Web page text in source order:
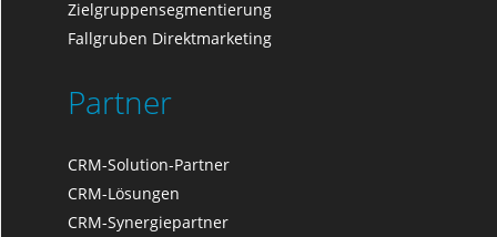
Zielgruppensegmentierung
Fallgruben Direktmarketing
Partner
CRM-Solution-Partner
CRM-Lösungen
CRM-Synergiepartner